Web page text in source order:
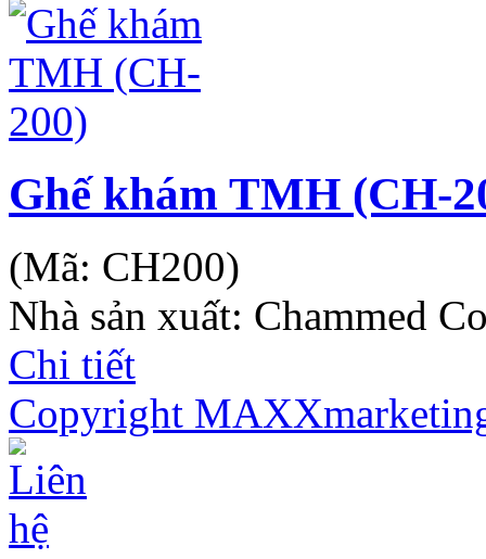
Ghế khám TMH (CH-
(Mã: CH200)
Nhà sản xuất: Chammed
Chi tiết
Copyright